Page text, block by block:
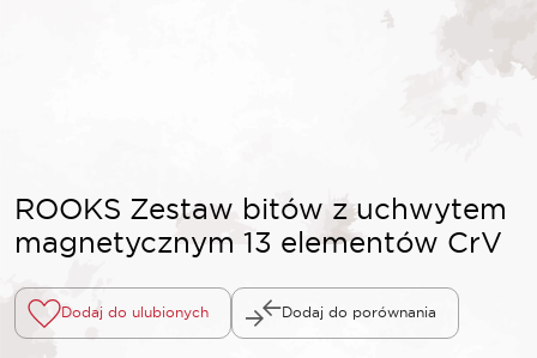
ROOKS Zestaw bitów z uchwytem
magnetycznym 13 elementów CrV
Dodaj do ulubionych Dodaj do porównania